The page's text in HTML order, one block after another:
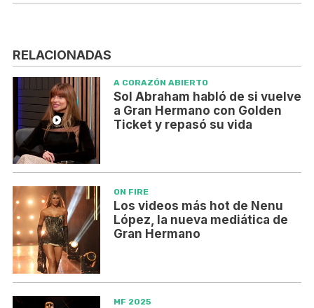
RELACIONADAS
A CORAZÓN ABIERTO
Sol Abraham habló de si vuelve
a Gran Hermano con Golden
Ticket y repasó su vida
ON FIRE
Los videos más hot de Nenu
López, la nueva mediática de
Gran Hermano
MF 2025